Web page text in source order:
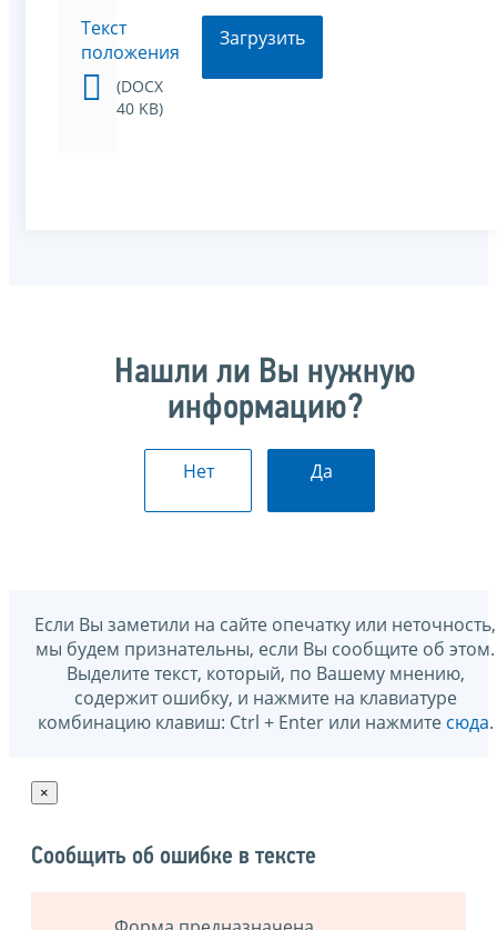
Текст
положения
(DOCX
40 KB)
Загрузить
Нашли ли Вы нужную
информацию?
Нет Да
Если Вы заметили на сайте опечатку или неточность,
мы будем признательны, если Вы сообщите об этом.
Выделите текст, который, по Вашему мнению,
содержит ошибку, и нажмите на клавиатуре
комбинацию клавиш: Ctrl + Enter или нажмите сюда.
×
Сообщить об ошибке в тексте